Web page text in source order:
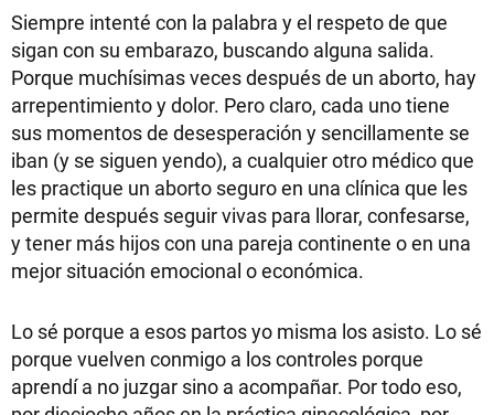
Siempre intenté con la palabra y el respeto de que
sigan con su embarazo, buscando alguna salida.
Porque muchísimas veces después de un aborto, hay
arrepentimiento y dolor. Pero claro, cada uno tiene
sus momentos de desesperación y sencillamente se
iban (y se siguen yendo), a cualquier otro médico que
les practique un aborto seguro en una clínica que les
permite después seguir vivas para llorar, confesarse,
y tener más hijos con una pareja continente o en una
mejor situación emocional o económica.
Lo sé porque a esos partos yo misma los asisto. Lo sé
porque vuelven conmigo a los controles porque
aprendí a no juzgar sino a acompañar. Por todo eso,